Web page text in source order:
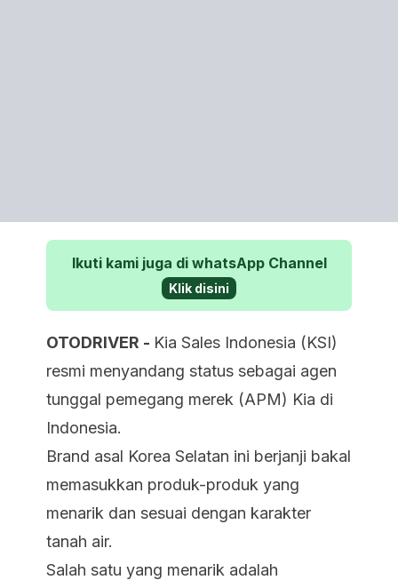
Ikuti kami juga di whatsApp Channel
Klik disini
OTODRIVER - Kia Sales Indonesia (KSI)
resmi menyandang status sebagai agen
tunggal pemegang merek (APM) Kia di
Indonesia.
Brand asal Korea Selatan ini berjanji bakal
memasukkan produk-produk yang
menarik dan sesuai dengan karakter
tanah air.
Salah satu yang menarik adalah